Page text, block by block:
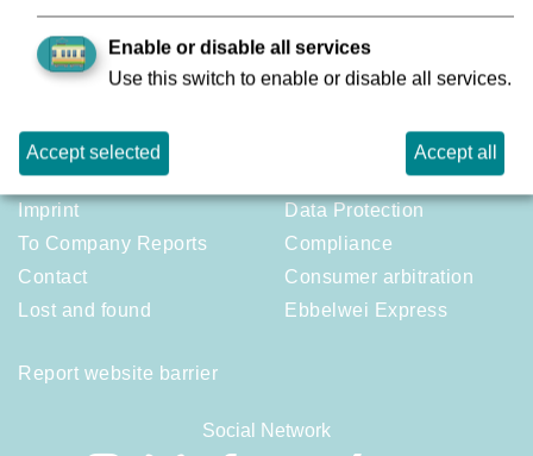
Back
Imprint
To Company Reports
Contact
Lost and found
Data Protection
Compliance
Consumer arbitration
Ebbelwei Express
Report website barrier
Social Network
Enable or disable all services
Use this switch to enable or disable all services.
Accept selected Accept all